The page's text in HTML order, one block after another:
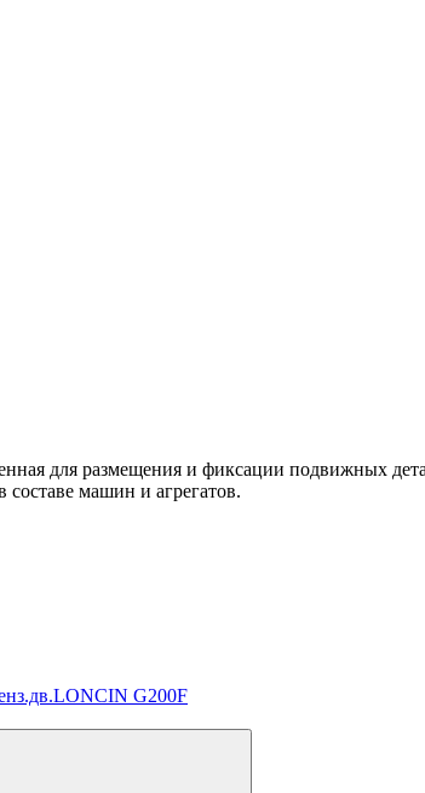
для размещения и фиксации подвижных
машин и агрегатов.
G200F